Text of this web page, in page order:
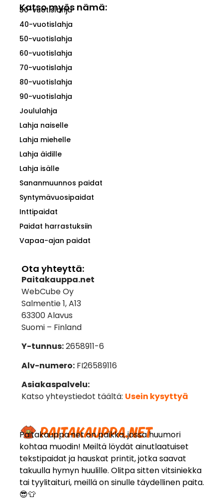
Paitakauppa.net on paikka, jossa huumori
kohtaa muodin! Meiltä löydät ainutlaatuiset
tekstipaidat ja hauskat printit, jotka saavat
takuulla hymyn huulille. Olitpa sitten vitsiniekka
tai tyylitaituri, meillä on sinulle täydellinen paita.
😎👕
Katso myös nämä:
30-vuotislahja
40-vuotislahja
50-vuotislahja
60-vuotislahja
70-vuotislahja
80-vuotislahja
90-vuotislahja
Joululahja
Lahja naiselle
Lahja miehelle
Lahja äidille
Lahja isälle
Sananmuunnos paidat
Syntymävuosipaidat
Inttipaidat
Paidat harrastuksiin
Vapaa-ajan paidat
Ota yhteyttä:
Paitakauppa.net
WebCube Oy
Salmentie 1, A13
63300 Alavus
Suomi – Finland
Y-tunnus:2658911-6
Alv-numero:FI26589116
Asiakaspalvelu:
Katso yhteystiedot täältä: Usein kysyttyä